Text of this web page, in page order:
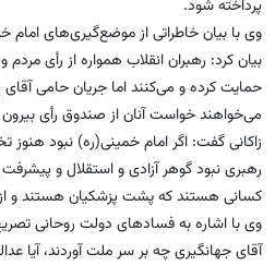
پرداخته شود.
وی با بیان خاطراتی از موضع‌گیری‌های
بیان کرد: رهبران انقلاب همواره از رأی
حمایت کرده و می‌کنند اما جریان حامی آقای
می‌خواهند خواست آنان از صندوق رأی
زاکانی گفت: اگر امام خمینی(ره) نبود هنوز
رهبری نبود گوهر آزادی و استقلال و پیشرفت
کسانی هستند که پشت پزشکیان هستند و
وی با اشاره به فسادهای دولت روحانی تصریح
آقای جهانگیری چه بر سر ملت آوردند، آیا